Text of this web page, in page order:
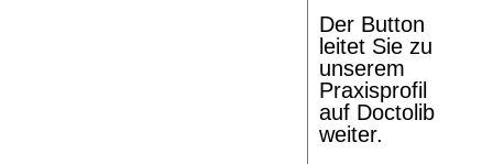
Der Button
leitet Sie zu
unserem
Praxisprofil
auf Doctolib
weiter.